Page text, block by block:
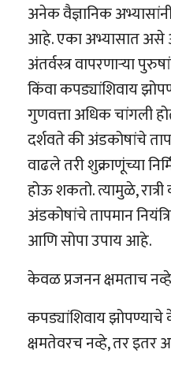
अनेक वैज्ञानिक
आहे. एका अभ्यासात
अंतर्वस्त्र वापरणाऱ्या
किंवा कपड्यांशिवाय
गुणवत्ता अधिक चांगली
दर्शवते की अंडकोषांचे
वाढले तरी शुक्राणूंच्या
होऊ शकतो. त्यामुळे,
अंडकोषांचे तापमान
आणि सोपा उपाय आहे.
केवळ प्रजनन क्षमताच
कपड्यांशिवाय
क्षमतेवरच नव्हे, तर इतर